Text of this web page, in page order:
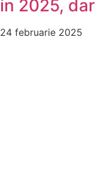
in 2025,
24 februarie 2025